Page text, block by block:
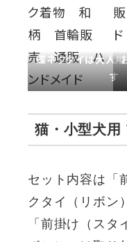
蝶ネクタイは大人
す
猫・小型犬用
セット内容は「
クタイ（リボン
「前掛け（スタ